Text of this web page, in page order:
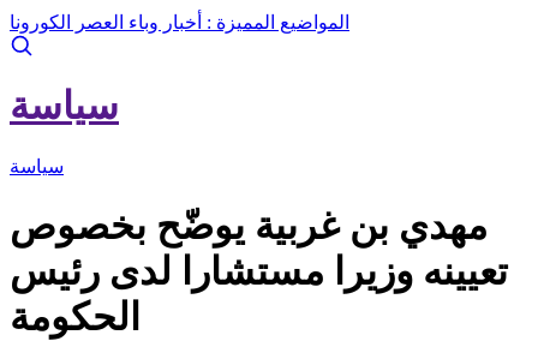
المواضيع المميزة : أخبار وباء العصر الكورونا
سياسة
سياسة
مهدي بن غربية يوضّح بخصوص
تعيينه وزيرا مستشارا لدى رئيس
الحكومة